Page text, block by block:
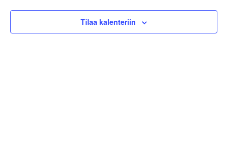
Tilaa kalenteriin